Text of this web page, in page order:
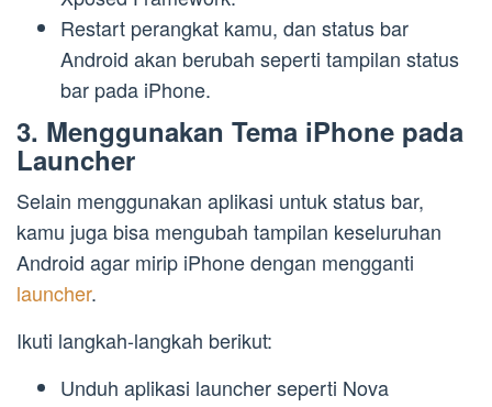
Restart perangkat kamu, dan status bar
Android akan berubah seperti tampilan status
bar pada iPhone.
3. Menggunakan Tema iPhone pada
Launcher
Selain menggunakan aplikasi untuk status bar,
kamu juga bisa mengubah tampilan keseluruhan
Android agar mirip iPhone dengan mengganti
launcher.
Ikuti langkah-langkah berikut:
Unduh aplikasi launcher seperti Nova